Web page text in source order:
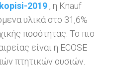
2019 , η Knauf
υλικά στο 31,6%
ποσότητας. Το πιο
είναι η ECOSE
πτητικών ουσιών.